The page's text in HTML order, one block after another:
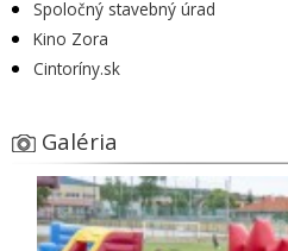
Spoločný stavebný úrad
Kino Zora
Cintoríny.sk
Galéria